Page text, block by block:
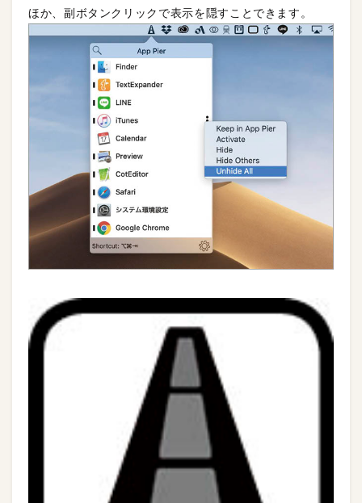
ほか、副ボタンクリックで表示を隠すことできます。